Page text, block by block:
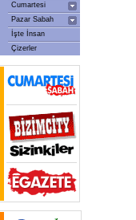
Cumartesi
Pazar Sabah
İşte İnsan
Çizerler